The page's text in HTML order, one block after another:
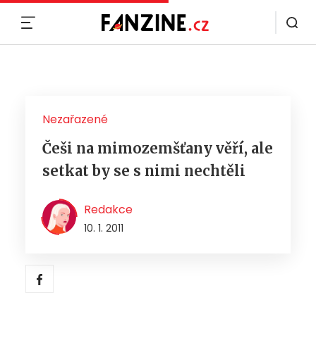
Nezařazené
Češi na mimozemšťany věří, ale
setkat by se s nimi nechtěli
Redakce
10. 1. 2011